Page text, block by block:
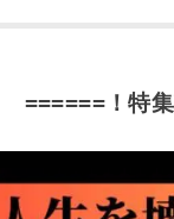
======！特